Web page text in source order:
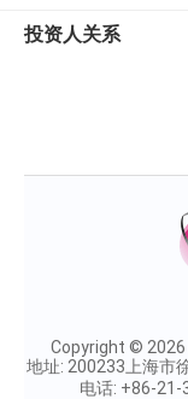
投资人关系
Copyright © 2026
地址: 200233上海市
电话: +86-